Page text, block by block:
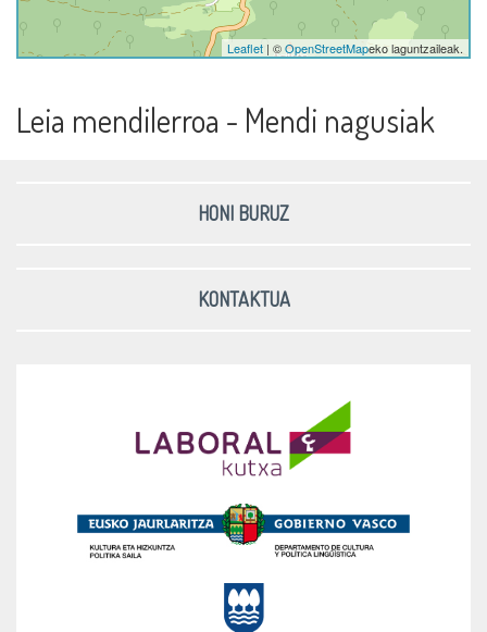
Leaflet | ©OpenStreetMapeko laguntzaileak.
Leia mendilerroa - Mendi nagusiak
HONI BURUZ
KONTAKTUA